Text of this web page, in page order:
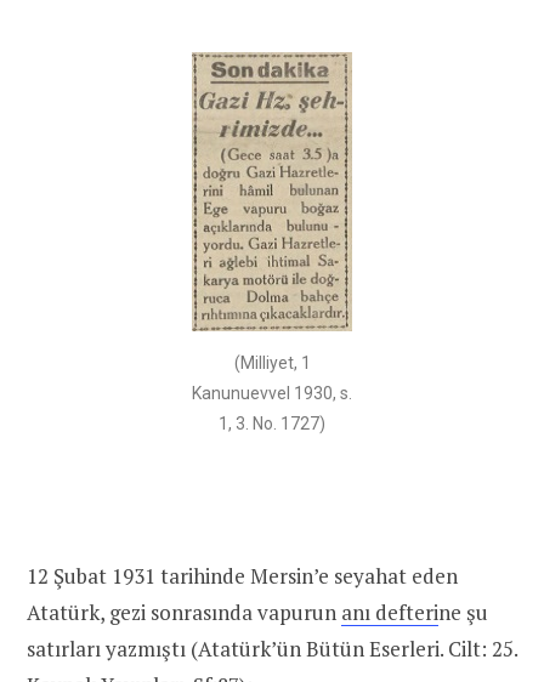
(Milliyet, 1
Kanunuevvel 1930, s.
1, 3. No. 1727)
12 Şubat 1931 tarihinde Mersin’e seyahat eden
Atatürk, gezi sonrasında vapurun anı defterine şu
satırları yazmıştı (Atatürk’ün Bütün Eserleri. Cilt: 25.